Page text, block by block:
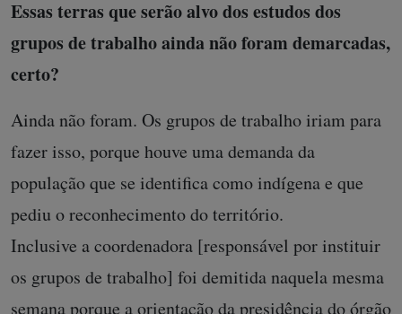
Essas terras que serão alvo dos estudos dos
grupos de trabalho ainda não foram demarcadas,
certo?
Ainda não foram. Os grupos de trabalho iriam para
fazer isso, porque houve uma demanda da
população que se identifica como indígena e que
pediu o reconhecimento do território.
Inclusive a coordenadora [responsável por instituir
os grupos de trabalho] foi demitida naquela mesma
semana porque a orientação da presidência do órgão